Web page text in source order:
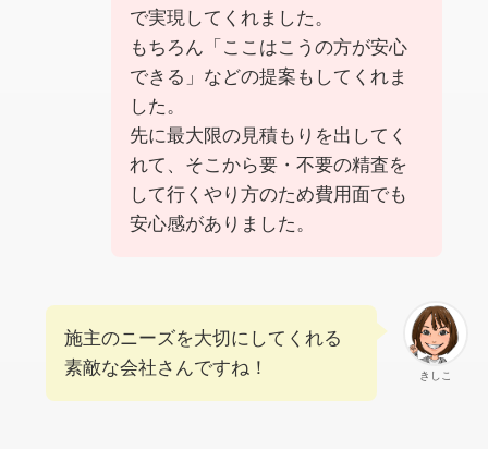
で実現してくれました。
もちろん「ここはこうの方が安心
できる」などの提案もしてくれま
した。
先に最大限の見積もりを出してく
れて、そこから要・不要の精査を
して行くやり方のため費用面でも
安心感がありました。
きしこ
施主のニーズを大切にしてくれる
素敵な会社さんですね！